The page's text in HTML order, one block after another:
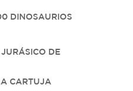
DINOSAURIOS
DE
CARTUJA